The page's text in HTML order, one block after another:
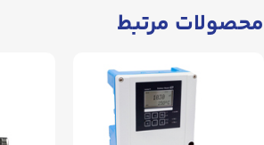
محصولات مرتبط